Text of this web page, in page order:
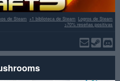
Logros de Steam
+1 biblioteca de Steam
de Steam
>70% reseñas positivas